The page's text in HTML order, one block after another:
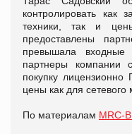
контролировать как
техники, так и
предоставлены
превышала входные
партнеры компании
покупку
цены как для сетевого
По материалам MRC-